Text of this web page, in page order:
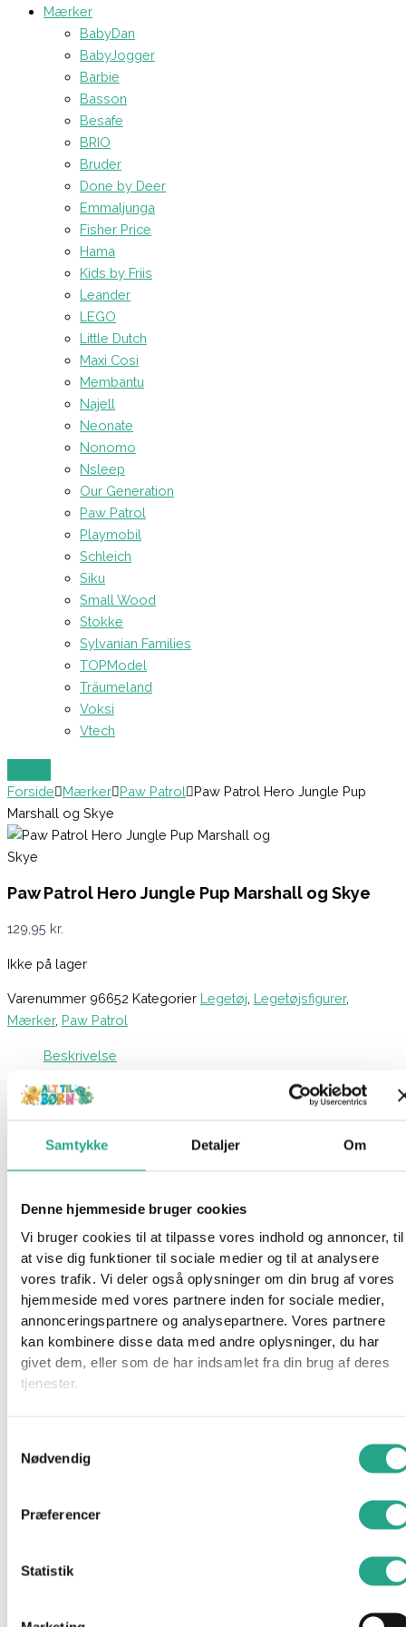
Samtykke Detaljer Om
Denne hjemmeside bruger cookies
Vi bruger cookies til at tilpasse vores indhold og annoncer, til
at vise dig funktioner til sociale medier og til at analysere
vores trafik. Vi deler også oplysninger om din brug af vores
hjemmeside med vores partnere inden for sociale medier,
annonceringspartnere og analysepartnere. Vores partnere
kan kombinere disse data med andre oplysninger, du har
givet dem, eller som de har indsamlet fra din brug af deres
tjenester.
Nødvendig
Præferencer
Statistik
Mærker
BabyDan
BabyJogger
Barbie
Basson
Besafe
BRIO
Bruder
Done by Deer
Emmaljunga
Fisher Price
Hama
Kids by Friis
Leander
LEGO
Little Dutch
Maxi Cosi
Membantu
Najell
Neonate
Nonomo
Nsleep
Our Generation
Paw Patrol
Playmobil
Schleich
Siku
Small Wood
Stokke
Sylvanian Families
TOPModel
Träumeland
Voksi
Vtech
Forside Mærker Paw Patrol
Paw Patrol Hero Jungle Pup
Marshall og Skye
Paw Patrol Hero Jungle Pup Marshall og Skye
129,95 kr.
Ikke på lager
Varenummer 96652 Kategorier Legetøj Legetøjsfigurer,
Mærker, Paw Patrol
Beskrivelse
Dette Paw Patrol Jungle Pups-legesæt elsker at bringe
elefant-ven i centrum, kan dit barn genskabe scener fra den
finmotorik, fortælleevne og kreativitet, når de små hænder
styrer figurerne igennem spændende eventyr.
Elefantens snabel fungerer som en magisk kanon, der affyrer
vandprojektiler med et enkelt tryk. Dette ekstra lag af
interaktion gør legen endnu mere levende og inspirerer til
timevis af underholdende rollelege. Uanset om det er en
redningsaktion, en sjov skattejagt eller bare en venskabelig
legestund mellem dyrene, vil dette sæt fordybe dit barn i Paw
Specifikationer
Indhold: Marshall-figur, Skye-figur, elefant-figur med